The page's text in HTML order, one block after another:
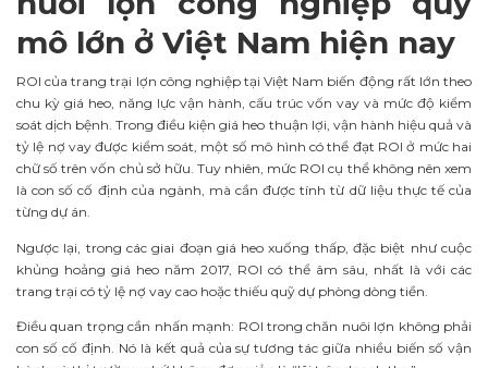
mô lớn ở Việt Nam hiện nay
ROI của trang trại lợn công nghiệp tại Việt Nam biến động rất lớn theo
chu kỳ giá heo, năng lực vận hành, cấu trúc vốn vay và mức độ kiểm
soát dịch bệnh. Trong điều kiện giá heo thuận lợi, vận hành hiệu quả và
tỷ lệ nợ vay được kiểm soát, một số mô hình có thể đạt ROI ở mức hai
chữ số trên vốn chủ sở hữu. Tuy nhiên, mức ROI cụ thể không nên xem
là con số cố định của ngành, mà cần được tính từ dữ liệu thực tế của
từng dự án.
Ngược lại, trong các giai đoạn giá heo xuống thấp, đặc biệt như cuộc
khủng hoảng giá heo năm 2017, ROI có thể âm sâu, nhất là với các
trang trại có tỷ lệ nợ vay cao hoặc thiếu quỹ dự phòng dòng tiền.
Điều quan trọng cần nhấn mạnh: ROI trong chăn nuôi lợn không phải
con số cố định. Nó là kết quả của sự tương tác giữa nhiều biến số vận